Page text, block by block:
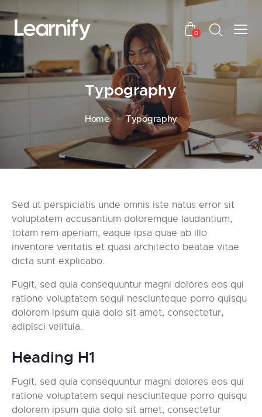
0
Typography
Home Typography
Sed ut perspiciatis unde omnis iste natus error sit
voluptatem accusantium doloremque laudantium,
totam rem aperiam, eaque ipsa quae ab illo
inventore veritatis et quasi architecto beatae vitae
dicta sunt explicabo.
Fugit, sed quia consequuntur magni dolores eos qui
ratione voluptatem sequi nesciunteque porro quisqu
dolorem ipsum quia dolo sit amet, consectetur,
adipisci velituia.
Heading H1
Fugit, sed quia consequuntur magni dolores eos qui
ratione voluptatem sequi nesciunteque porro quisqu
dolorem ipsum quia dolo sit amet, consectetur